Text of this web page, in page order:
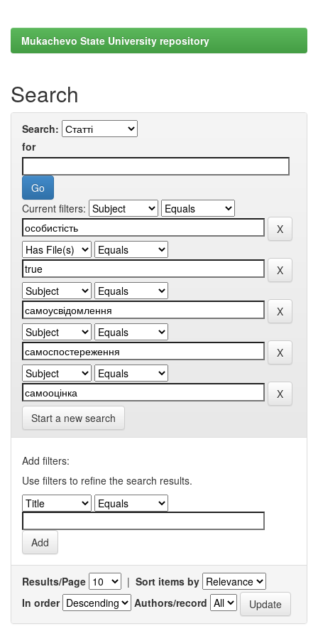
Mukachevo State University repository
Search
Search:
for
Current filters:
Start a new search
Add filters:
Use filters to refine the search results.
Results/Page | Sort items by
In order
Authors/record